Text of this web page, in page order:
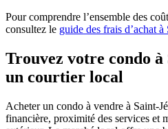
Pour comprendre l’ensemble des
consultez le guide des frais d’achat à
Trouvez votre condo
un courtier local
Acheter un condo à vendre à Saint-
financière, proximité des services et